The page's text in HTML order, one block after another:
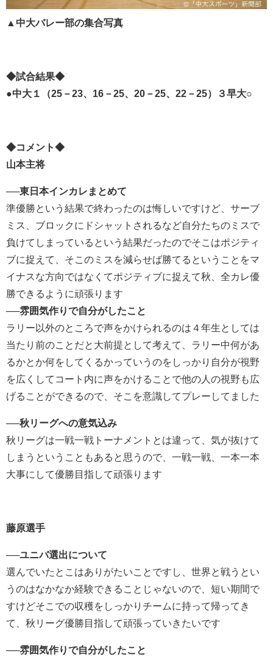
▲ 中大バレー部の集合写真
◆試合結果◆
●中大１（25－23、16－25、20－25、22－25）３早大○
◆コメント◆
山本主将
──東日本インカレまとめて
準優勝という結果で終わったのは悔しいですけど、サーブ
ミス、ブロックにドシャットされるなど自分たちのミスで
負けてしまっているという結果だったのでそこはポジティ
ブに捉えて、そこのミスを減らせば勝てるということをマ
イナスな方向ではなくてポジティブに捉えて秋、全カレ優
勝できるように頑張ります
──雰囲気作りで自分がしたこと
ラリー以外のところで声をかけられるのは４年生としては
当たり前のことだと大前提として考えて、ラリー中何があ
るかとか何をしてくるかっていうのをしっかり自分が視野
を広くしてコート内に声をかけることで他の人の視野も広
げることができるので、そこを意識してプレーしてました
──秋リーグへの意気込み
秋リーグは一戦一戦トーナメントとは違って、気が抜けて
しまうということもあると思うので、一戦一戦、一本一本
大事にして優勝目指して頑張ります
藤原選手
──ユニバ選出について
選んでいたとこはありがたいことですし、世界と戦うとい
うのはなかなか経験できることじゃないので、短い期間で
すけどそこでの収穫をしっかりチームに持って帰ってき
て、秋リーグ優勝目指して頑張っていきたいです
──雰囲気作りで自分がしたこと